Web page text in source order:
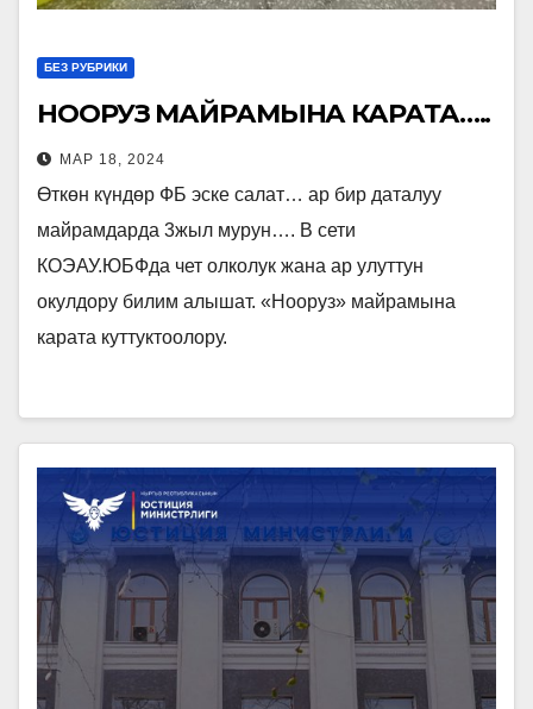
БЕЗ РУБРИКИ
НООРУЗ МАЙРАМЫНА КАРАТА…..
МАР 18, 2024
Өткөн күндөр ФБ эске салат… ар бир даталуу
майрамдарда 3жыл мурун…. В сети
КОЭАУ.ЮБФда чет олколук жана ар улуттун
окулдору билим алышат. «Нооруз» майрамына
карата куттуктоолору.